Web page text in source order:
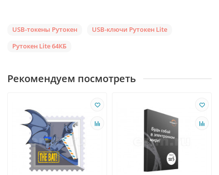
USB-токены Рутокен
USB-ключи Рутокен Lite
Рутокен Lite 64КБ
Рекомендуем посмотреть